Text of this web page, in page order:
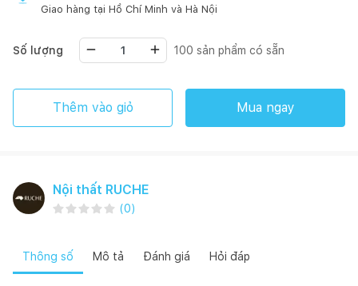
Giao hàng tại Hồ Chí Minh và Hà Nội
Số lượng 100 sản phẩm có sẵn
Thêm vào giỏ Mua ngay
Nội thất RUCHE
(0)
Thông số Mô tả Đánh giá Hỏi đáp